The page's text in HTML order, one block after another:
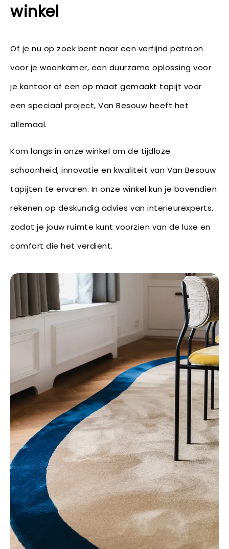
winkel
Of je nu op zoek bent naar een verfijnd patroon
voor je woonkamer, een duurzame oplossing voor
je kantoor of een op maat gemaakt tapijt voor
een speciaal project, Van Besouw heeft het
allemaal.
Kom langs in onze winkel om de tijdloze
schoonheid, innovatie en kwaliteit van Van Besouw
tapijten te ervaren. In onze winkel kun je bovendien
rekenen op deskundig advies van interieurexperts,
zodat je jouw ruimte kunt voorzien van de luxe en
comfort die het verdient.